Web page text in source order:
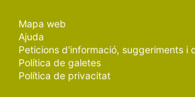
Mapa web
Ajuda
Peticions d'informació, suggeriments i
Política de galetes
Política de privacitat